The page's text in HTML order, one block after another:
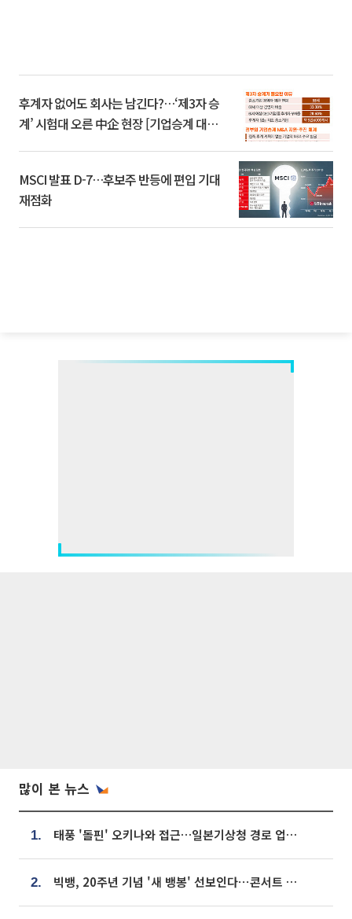
후계자 없어도 회사는 남긴다?…‘제3자 승
계’ 시험대 오른 中企 현장 [기업승계 대전
MSCI 발표 D-7…후보주 반등에 편입 기대
재점화
많이 본 뉴스
1. 태풍 '돌핀' 오키나와 접근…일본기상청 경로 업데이트
2. 빅뱅, 20주년 기념 '새 뱅봉' 선보인다⋯콘서트 앞두고 팝업 개최